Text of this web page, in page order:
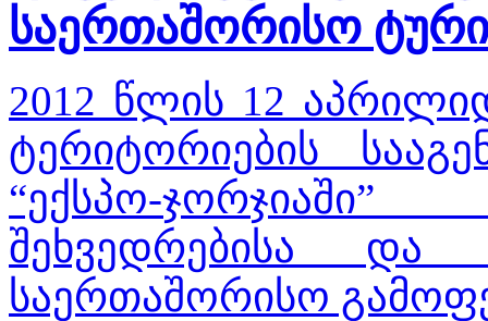
საერთაშორისო
2012 წლის 12
ტერიტორიების
“ექსპო-
შეხვედრებისა
საერთაშორისო